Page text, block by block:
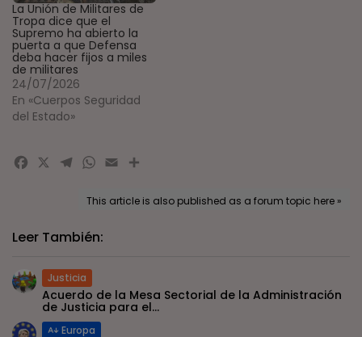
La Unión de Militares de
Tropa dice que el
Supremo ha abierto la
puerta a que Defensa
deba hacer fijos a miles
de militares
24/07/2026
En «Cuerpos Seguridad
del Estado»
Facebook
X Telegram
WhatsApp
EmailCompartir
This article is also published as a forum topic here »
Leer También:
Justicia
Acuerdo de la Mesa Sectorial de la Administración
de Justicia para el...
Europa